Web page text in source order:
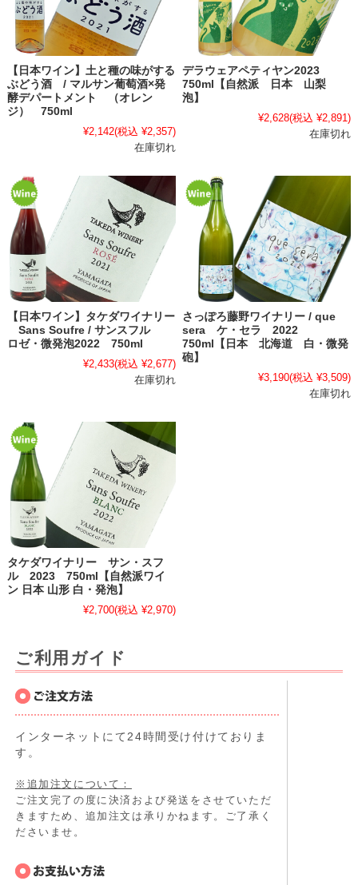
【日本ワイン】土と種の味がする
ぶどう酒 / マルサン葡萄酒×発
酵デパートメント （オレン
ジ） 750ml
¥2,142(税込 ¥2,357)
在庫切れ
デラウェアペティヤン2023
750ml【自然派 日本 山梨
泡】
¥2,628(税込 ¥2,891)
在庫切れ
【日本ワイン】タケダワイナリー
Sans Soufre / サンスフル
ロゼ・微発泡2022 750ml
¥2,433(税込 ¥2,677)
在庫切れ
さっぽろ藤野ワイナリー / que
sera ケ・セラ 2022
750ml【日本 北海道 白・微発
砲】
¥3,190(税込 ¥3,509)
在庫切れ
タケダワイナリー サン・スフ
ル 2023 750ml【自然派ワイ
ン 日本 山形 白・発泡】
¥2,700(税込 ¥2,970)
ご利用ガイド
インターネットにて24時間受け付けておりま
す。
※追加注文について：
ご注文完了の度に決済および発送をさせていただ
きますため、追加注文は承りかねます。ご了承く
ださいませ。